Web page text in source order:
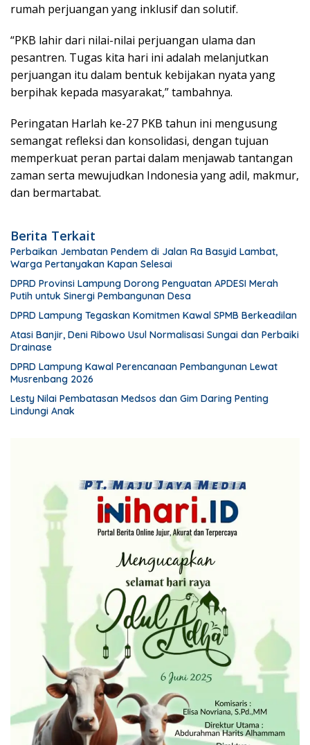
rumah perjuangan yang inklusif dan solutif.
“PKB lahir dari nilai-nilai perjuangan ulama dan
pesantren. Tugas kita hari ini adalah melanjutkan
perjuangan itu dalam bentuk kebijakan nyata yang
berpihak kepada masyarakat,” tambahnya.
Peringatan Harlah ke-27 PKB tahun ini mengusung
semangat refleksi dan konsolidasi, dengan tujuan
memperkuat peran partai dalam menjawab tantangan
zaman serta mewujudkan Indonesia yang adil, makmur,
dan bermartabat.
Berita Terkait
Perbaikan Jembatan Pendem di Jalan Ra Basyid Lambat,
Warga Pertanyakan Kapan Selesai
DPRD Provinsi Lampung Dorong Penguatan APDESI Merah
Putih untuk Sinergi Pembangunan Desa
DPRD Lampung Tegaskan Komitmen Kawal SPMB Berkeadilan
Atasi Banjir, Deni Ribowo Usul Normalisasi Sungai dan Perbaiki
Drainase
DPRD Lampung Kawal Perencanaan Pembangunan Lewat
Musrenbang 2026
Lesty Nilai Pembatasan Medsos dan Gim Daring Penting
Lindungi Anak